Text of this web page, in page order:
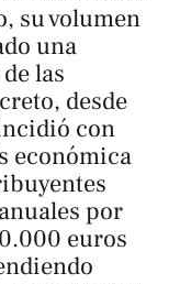
su volumen
una
las
desde
con
económica
por
euros